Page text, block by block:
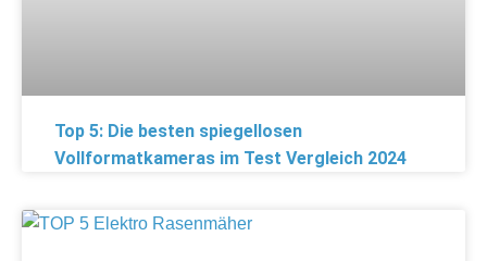
Top 5: Die besten spiegellosen
Vollformatkameras im Test Vergleich 2024